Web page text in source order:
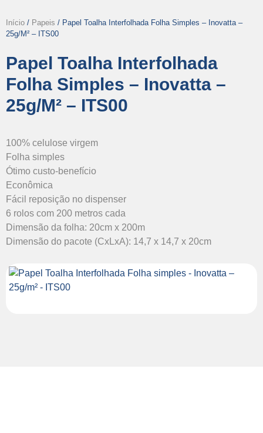
Início / Papeis / Papel Toalha Interfolhada Folha Simples – Inovatta –
25g/m² – ITS00
Papel Toalha Interfolhada
Folha Simples – Inovatta –
25g/m² – ITS00
100% celulose virgem
Folha simples
Ótimo custo-benefício
Econômica
Fácil reposição no dispenser
6 rolos com 200 metros cada
Dimensão da folha: 20cm x 200m
Dimensão do pacote (CxLxA): 14,7 x 14,7 x 20cm